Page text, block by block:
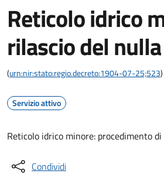
Reticolo idrico
rilascio del
(urn:nir:stato:regio.decreto:1904-07-25;523)
Servizio attivo
Reticolo idrico minore: procedimento
Condividi